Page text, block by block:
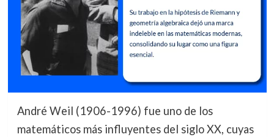
André Weil (1906-1996) fue uno de los
matemáticos más influyentes del siglo XX, cuyas